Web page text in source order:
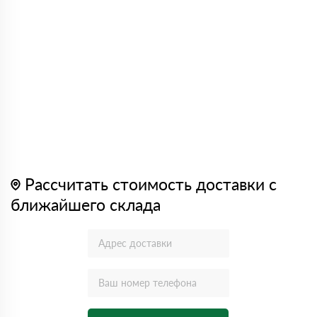
Рассчитать стоимость доставки с
ближайшего склада